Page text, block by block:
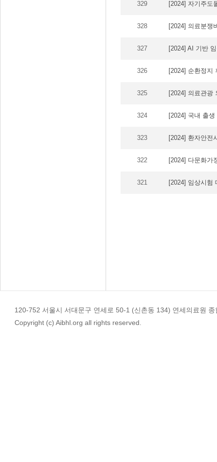
329 [2024] 자기주도
328 [2024] 의료분쟁
327 [2024] AI 기반
326 [2024] 순환정지
325 [2024] 의료관광
324 [2024] 국내 출
323 [2024] 환자안전
322 [2024] 다문화가
321 [2024] 임상시험
120-752 서울시 서대문구 연세로 50-1 (신촌동 134) 연세의료
Copyright (c) Aibhl.org all rights reserved.